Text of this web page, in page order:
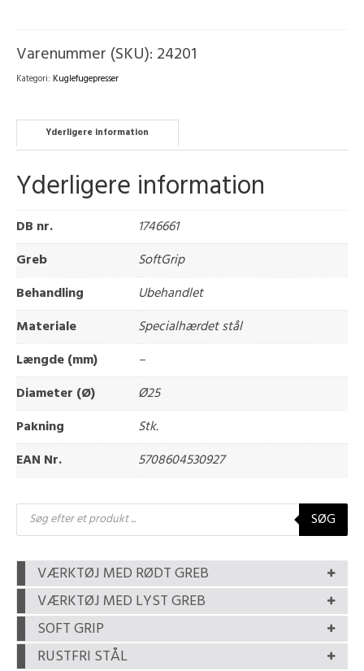
Varenummer (SKU): 24201
Kategori: Kuglefugepresser
Yderligere information
Yderligere information
DB nr.
1746661
Greb
SoftGrip
Behandling
Ubehandlet
Materiale
Specialhærdet stål
Længde (mm)
–
Diameter (Ø)
Ø25
Pakning
Stk.
EAN Nr.
5708604530927
Products
search SØG
VÆRKTØJ MED RØDT GREB
VÆRKTØJ MED LYST GREB
SOFT GRIP
RUSTFRI STÅL